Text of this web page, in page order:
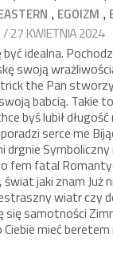
, EGOIZM ,
/ 27 KWIETNIA 2024
idealna.
swoją
the Pan
babcią. Takie
byś lubił
serce me
drgnie
fem fatal
jaki znam Już
wiatr czy
się samotności
Ciebie mieć